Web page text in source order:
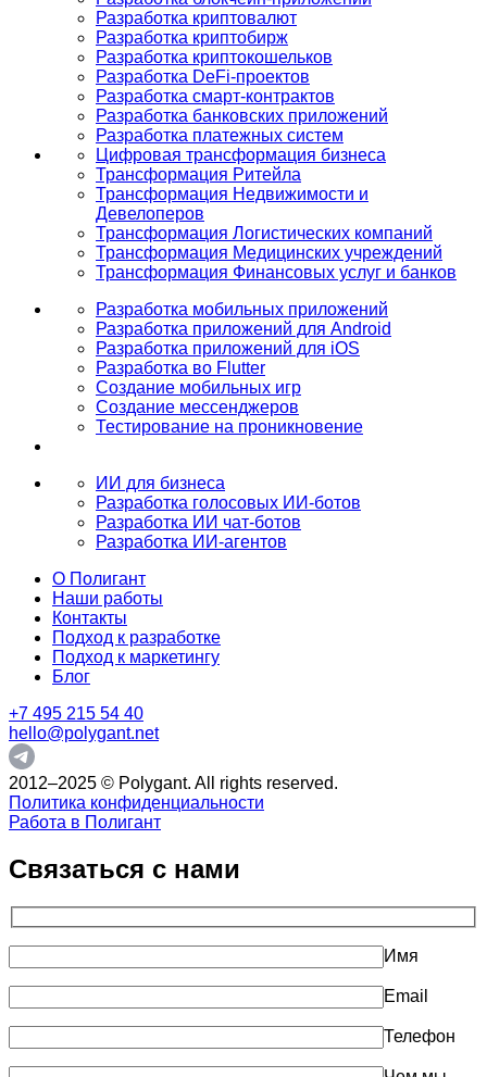
Разработка криптовалют
Разработка криптобирж
Разработка криптокошельков
Разработка DeFi-проектов
Разработка смарт-контрактов
Разработка банковских приложений
Разработка платежных систем
Цифровая трансформация бизнеса
Трансформация Ритейла
Трансформация Недвижимости и
Девелоперов
Трансформация Логистических компаний
Трансформация Медицинских учреждений
Трансформация Финансовых услуг и банков
Разработка мобильных приложений
Разработка приложений для Android
Разработка приложений для iOS
Разработка во Flutter
Создание мобильных игр
Создание мессенджеров
Тестирование на проникновение
ИИ для бизнеса
Разработка голосовых ИИ-ботов
Разработка ИИ чат-ботов
Разработка ИИ-агентов
О Полигант
Наши работы
Контакты
Подход к разработке
Подход к маркетингу
Блог
+7 495 215 54 40
hello@polygant.net
2012–2025 © Polygant. All rights reserved.
Политика конфиденциальности
Работа в Полигант
Связаться с нами
Имя
Email
Телефон